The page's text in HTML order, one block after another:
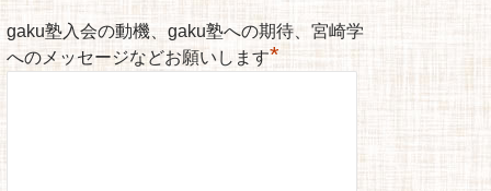
gaku塾入会の動機、gaku塾への期待、宮崎学
へのメッセージなどお願いします*